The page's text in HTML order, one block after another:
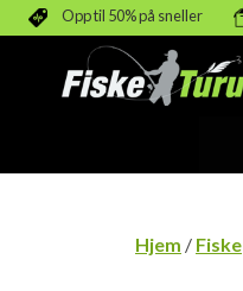
Opp til 50% på sneller
Hjem / Fiske